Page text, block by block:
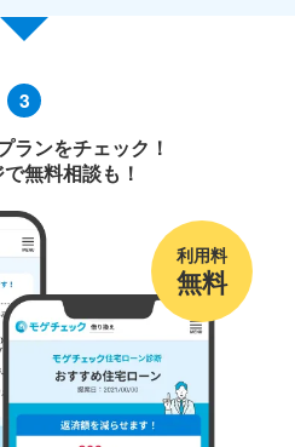
3
ランをチェック！
無料相談も！